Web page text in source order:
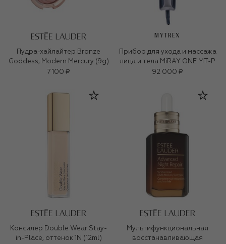
Пудра-хайлайтер Bronze
Goddess, Modern Mercury (9g)
7 100 ₽
MYTREX
Прибор для ухода и массажа
лица и тела MiRAY ONE MT-P
92 000 ₽
Консилер Double Wear Stay-
in-Place, оттенок 1N (12ml)
Мультифункциональная
восстанавливающая